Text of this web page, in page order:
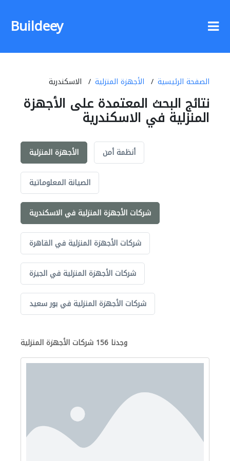
Buildeey
الصفحة الرئيسية الأجهزة المنزلية الاسكندرية
نتائج البحث المعتمدة على الأجهزة
المنزلية في الاسكندرية
الأجهزة المنزلية أنظمة أمن
الصيانة المعلوماتية
شركات الأجهزة المنزلية في الاسكندرية
شركات الأجهزة المنزلية في القاهرة
شركات الأجهزة المنزلية في الجيزة
شركات الأجهزة المنزلية في بور سعيد
وجدنا 156 شركات الأجهزة المنزلية